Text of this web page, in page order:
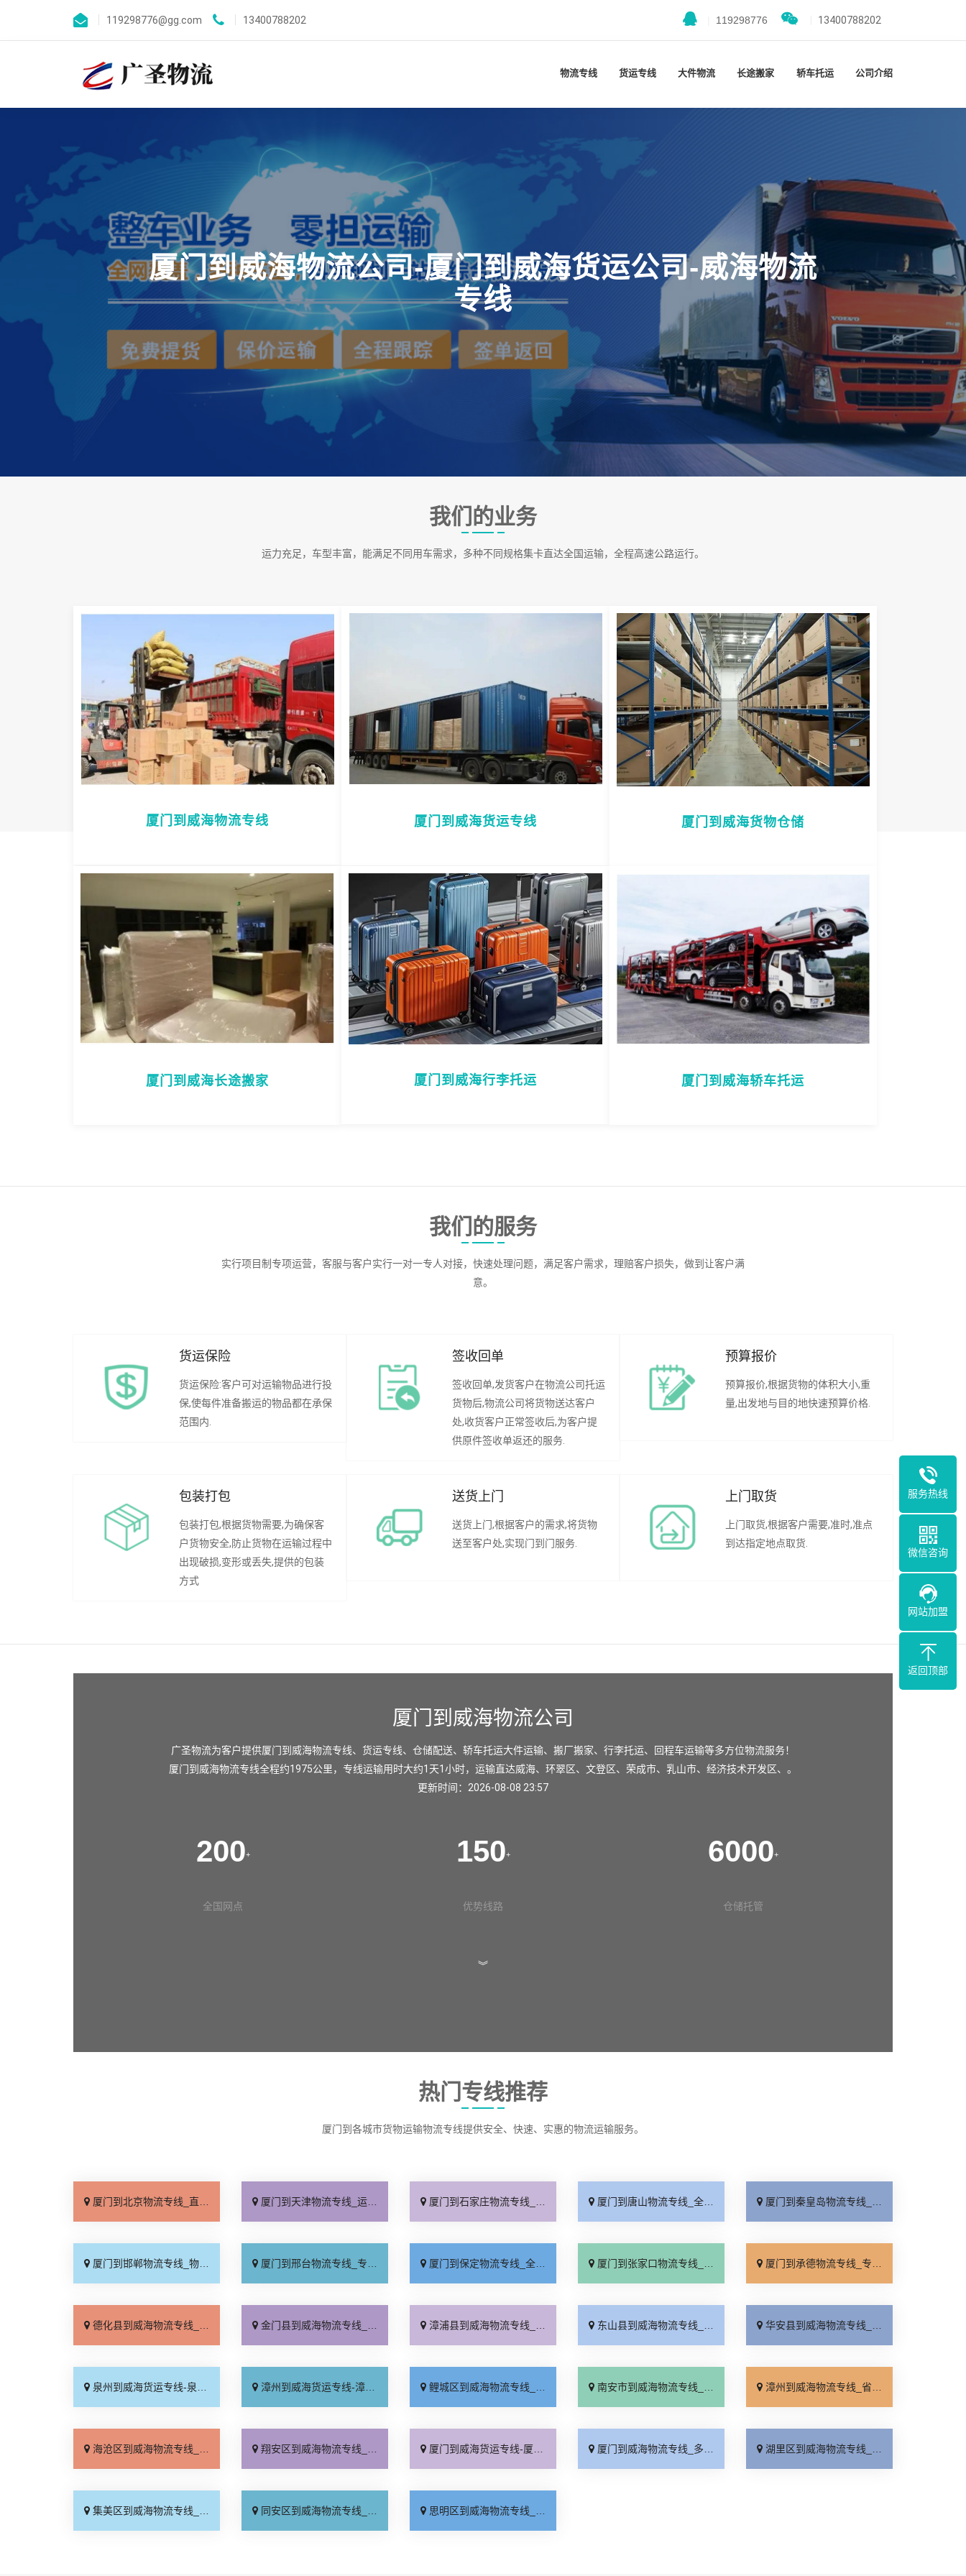
119298776@gg.com 13400788202 119298776 13400788202
物流专线 货运专线 大件物流 长途搬家 轿车托运 公司介绍
厦门到威海物流公司-厦门到威海货运公司-威海物流
专线
我们的业务
运力充足，车型丰富，能满足不同用车需求，多种不同规格集卡直达全国运输，全程高速公路运行。
厦门到威海物流专线 厦门到威海货运专线 厦门到威海货物仓储
厦门到威海长途搬家 厦门到威海行李托运 厦门到威海轿车托运
我们的服务
实行项目制专项运营，客服与客户实行一对一专人对接，快速处理问题，满足客户需求，理赔客户损失，做到让客户满
意。
货运保险
货运保险:客户可对运输物品进行投
保,使每件准备搬运的物品都在承保
范围内.
签收回单
签收回单,发货客户在物流公司托运
货物后,物流公司将货物送达客户
处,收货客户正常签收后,为客户提
供原件签收单返还的服务.
预算报价
预算报价,根据货物的体积大小,重
量,出发地与目的地快速预算价格.
包装打包
包装打包,根据货物需要,为确保客
户货物安全,防止货物在运输过程中
出现破损,变形或丢失,提供的包装
方式
送货上门
送货上门,根据客户的需求,将货物
送至客户处,实现门到门服务.
上门取货
上门取货,根据客户需要,准时,准点
到达指定地点取货.
厦门到威海物流公司
广圣物流为客户提供厦门到威海物流专线、货运专线、仓储配送、轿车托运大件运输、搬厂搬家、行李托运、回程车运输等多方位物流服务！
厦门到威海物流专线全程约1975公里，专线运输用时大约1天1小时，运输直达威海、 环翠区、 文登区、 荣成市、 乳山市、 经济技术开发区、。
更新时间：2026-08-08 23:57
200+
全国网点
150+
优势线路
6000+
仓储托管
︾
热门专线推荐
厦门到各城市货物运输物流专线提供安全、快速、实惠的物流运输服务。
厦门到北京物流专线_直达不中转「送货到门」 厦门到天津物流专线_运保时效「高效快运」 厦门到石家庄物流专线_准时准点「多少公里」 厦门到唐山物流专线_全境派送「收费介绍」 厦门到秦皇岛物流专线_高效运输「运保时效」
厦门到邯郸物流专线_物流拼车「全境配送」 厦门到邢台物流专线_专业靠谱「上门提货」 厦门到保定物流专线_全程直达「高效运输」 厦门到张家口物流专线_全境派送「多久能到」 厦门到承德物流专线_专业调车「合理收费」
德化县到威海物流专线_价格实惠「送货上门」 金门县到威海物流专线_价格实惠「高效快运」 漳浦县到威海物流专线_价格透明「专业可靠」 东山县到威海物流专线_多年经验「直达到站」 华安县到威海物流专线_快运有保障「专业调车」
泉州到威海货运专线-泉州到威海物流公司_不随意加价「省事省心」 漳州到威海货运专线-漳州到威海物流公司_不随意加价「直达到站」 鲤城区到威海物流专线_专线直达「直达到站」 南安市到威海物流专线_运价查询「专线直达」 漳州到威海物流专线_省事省心「损坏理赔」
海沧区到威海物流专线_快运直达「不随意加价」 翔安区到威海物流专线_直达特快专线「省事省心」 厦门到威海货运专线-厦门到威海物流公司_零担配货「专线快运」 厦门到威海物流专线_多久能到「实时反馈」 湖里区到威海物流专线_上门提货「直达不中转」
集美区到威海物流专线_专业可靠「多年经验」 同安区到威海物流专线_专线查询「直通专线」 思明区到威海物流专线_实时反馈「放心物流」
服务热线
微信咨询
网站加盟
返回顶部